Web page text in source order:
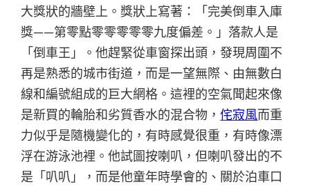
大獎狀的牆壁上。獎狀上寫著：「完美倒車入庫
獎——第零點零零零零零九度偏差。」落款人是
「倒車王」。他趕緊從車窗探出頭，發現周圍不
再是熟悉的城市街道，而是一望無際、由無數白
線和編號組成的巨大網格。這裡的空氣聞起來像
是新買的輪胎和劣質香水的混合物，侘寂風而重
力似乎是隨機變化的，有時感覺很重，有時像漂
浮在游泳池裡。他試圖按喇叭，但喇叭發出的不
是「叭叭」，而是他童年時學會的、關於泊車口